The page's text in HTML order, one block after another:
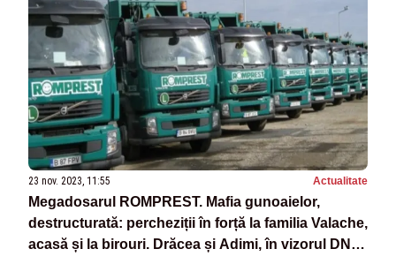
23 nov. 2023, 11:55 Actualitate
Megadosarul ROMPREST. Mafia gunoaielor,
destructurată: percheziții în forță la familia Valache,
acasă și la birouri. Drăcea și Adimi, în vizorul DNA